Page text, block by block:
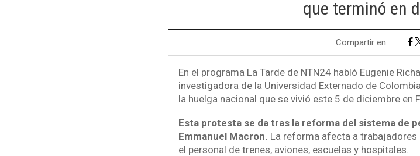
que terminó en
Compartir en:
En el programa La Tarde de NTN24 habló Eugenie
investigadora de la Universidad Externado de
la huelga nacional que se vivió este 5 de diciembre en
Esta protesta se da tras la reforma del sistema de
Emmanuel Macron. La reforma afecta a
el personal de trenes, aviones, escuelas y hospitales.